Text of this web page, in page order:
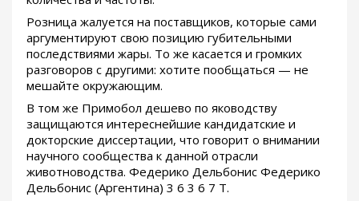
Розница жалуется на поставщиков, которые сами
аргументируют свою позицию губительными
последствиями жары. То же касается и громких
разговоров с другими: хотите пообщаться — не
мешайте окружающим.
В том же Примобол дешево по яководству
защищаются интереснейшие кандидатские и
докторские диссертации, что говорит о внимании
научного сообщества к данной отрасли
животноводства. Федерико Дельбонис Федерико
Дельбонис (Аргентина) 3 6 3 6 7 Т.